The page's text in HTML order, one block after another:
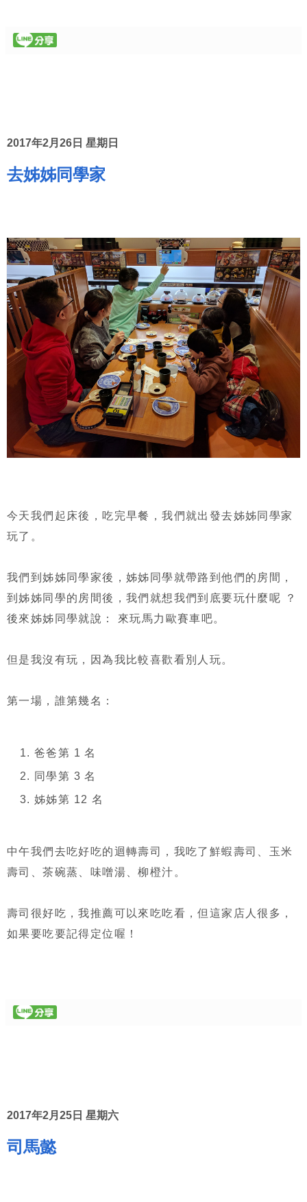
2017年2月26日 星期日
去姊姊同學家
今天我們起床後，吃完早餐，我們就出發去姊姊同學家
玩了。
我們到姊姊同學家後，姊姊同學就帶路到他們的房間，
到姊姊同學的房間後，我們就想我們到底要玩什麼呢 ？
後來姊姊同學就說： 來玩馬力歐賽車吧。
但是我沒有玩，因為我比較喜歡看別人玩。
第一場，誰第幾名：
爸爸第 1 名
同學第 3 名
姊姊第 12 名
中午我們去吃好吃的迴轉壽司，我吃了鮮蝦壽司、玉米
壽司、茶碗蒸、味噌湯、柳橙汁。
壽司很好吃，我推薦可以來吃吃看，但這家店人很多，
如果要吃要記得定位喔！
2017年2月25日 星期六
司馬懿